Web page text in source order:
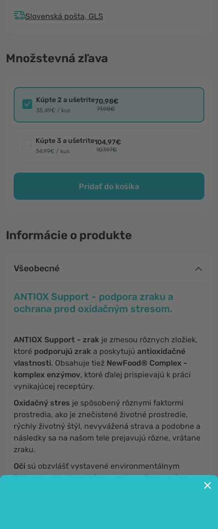
Slovenská pošta, GLS
Množstevná zľava
Kúpte 2 a ušetrite
35,49€ / kus
70,98€
71,98€
Kúpte 3 a ušetrite
34,99€ / kus
104,97€
107,97€
Pridať do košíka
Informácie o produkte
Všeobecné
ANTIOX Support - podpora zraku a
ochrana pred oxidačným stresom.
ANTIOX Support - zrak je zmesou rôznych zložiek,
ktoré podporujú zrak a poskytujú antioxidačné
vlastnosti. Obsahuje tiež NewFood® Complex -
komplex enzýmov, ktoré ďalej prispievajú k práci
vynikajúcej receptúry.
Oxidačný stres je spôsobený rôznymi faktormi
prostredia, ako je znečistené životné prostredie,
rýchly životný štýl, nevyvážená strava a podobne a
následky sa na našom tele prejavujú rôzne, vrátane
zraku.
Oči sú obzvlášť vystavené environmentálnym
faktorom, ako ajmodrému svetluvyžarovanému